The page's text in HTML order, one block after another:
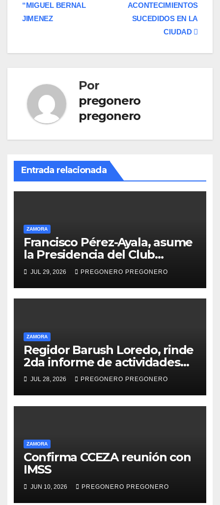
entradas
ACONTECIMIENTOS
SUCEDIDOS EN LA
CIUDAD
“MIGUEL BERNAL
JIMENEZ
Por
pregonero
pregonero
Entrada relacionada
ZAMORA
Francisco Pérez-Ayala, asume
la Presidencia del Club
Rotario Zamora Industrial,
para el periodo 2026–2027
JUL 29, 2026 PREGONERO PREGONERO
ZAMORA
Regidor Barush Loredo, rinde
2da informe de actividades…
JUL 28, 2026 PREGONERO PREGONERO
ZAMORA
Confirma CCEZA reunión con
IMSS
JUN 10, 2026 PREGONERO PREGONERO